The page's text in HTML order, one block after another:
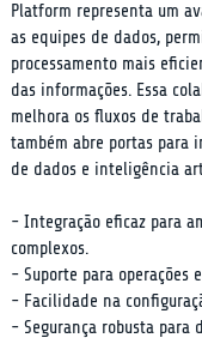
Platform representa um
as equipes de dados,
processamento mais
das informações. Essa
melhora os fluxos de
também abre portas para
de dados e inteligência
- Integração eficaz para
complexos.
- Suporte para operações
- Facilidade na
- Segurança robusta para